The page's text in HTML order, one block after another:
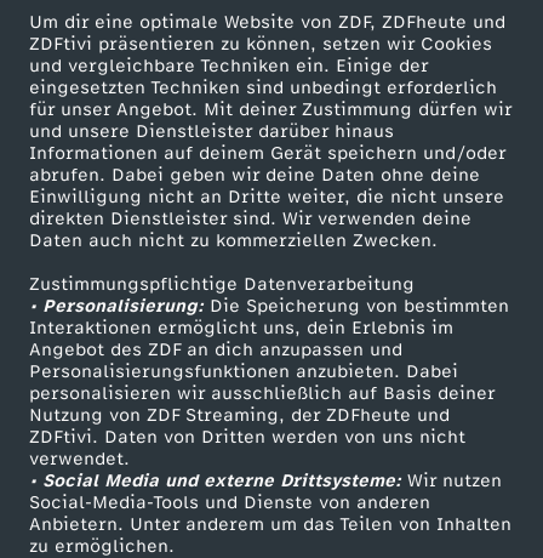
Um dir eine optimale Website von ZDF, ZDFheute und
ZDFtivi präsentieren zu können, setzen wir Cookies
und vergleichbare Techniken ein. Einige der
eingesetzten Techniken sind unbedingt erforderlich
für unser Angebot. Mit deiner Zustimmung dürfen wir
und unsere Dienstleister darüber hinaus
Informationen auf deinem Gerät speichern und/oder
abrufen. Dabei geben wir deine Daten ohne deine
Einwilligung nicht an Dritte weiter, die nicht unsere
direkten Dienstleister sind. Wir verwenden deine
Daten auch nicht zu kommerziellen Zwecken.
Zustimmungspflichtige Datenverarbeitung
• Personalisierung:Die Speicherung von bestimmten
Interaktionen ermöglicht uns, dein Erlebnis im
Angebot des ZDF an dich anzupassen und
Personalisierungsfunktionen anzubieten. Dabei
personalisieren wir ausschließlich auf Basis deiner
Nutzung von ZDF Streaming, der ZDFheute und
ZDFtivi. Daten von Dritten werden von uns nicht
verwendet.
• Social Media und externe Drittsysteme:Wir nutzen
Social-Media-Tools und Dienste von anderen
Anbietern. Unter anderem um das Teilen von Inhalten
zu ermöglichen.
Mehr ZDF
ZDF-Apps
Smart TV
ZDFtext
Livestreams
Sendungen A-Z
TV-Programm
Service
ZDFmitreden
Kontakt zum ZDF
Tickets
Zuschauerservice
Hilfe
ZDF Unternehmen
Karriere